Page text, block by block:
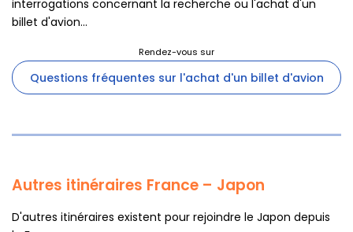
interrogations concernant la recherche ou l'achat d'un
billet d'avion...
Questions fréquentes sur l'achat d'un billet d'avion
Autres itinéraires France – Japon
D'autres itinéraires existent pour rejoindre le Japon depuis